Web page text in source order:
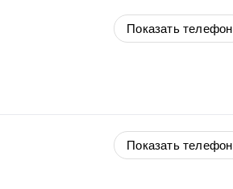
Показать телефон
Показать телефон